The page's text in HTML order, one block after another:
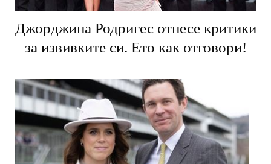
Джорджина Родригес отнесе критики
за извивките си. Ето как отговори!